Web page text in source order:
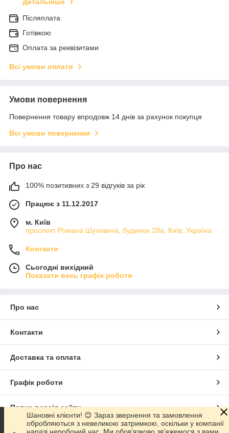
Детальніше
Післяплата
Готівкою
Оплата за реквізитами
Всі умови оплати
Умови повернення
Повернення товару впродовж 14 днів за рахунок покупця
Всі умови повернення
Про нас
100% позитивних з 29 відгуків за рік
Працює з 11.12.2017
м. Київ
проспект Романа Шухевича, будинок 28а, Київ, Україна
Контакти
Сьогодні вихідний
Показати весь графік роботи
Про нас
Контакти
Доставка та оплата
Графік роботи
Повна версія сайту
Шановні клієнти! 😊 Зараз звернення та замовлення
обробляються з невеликою затримкою, оскільки у компанії